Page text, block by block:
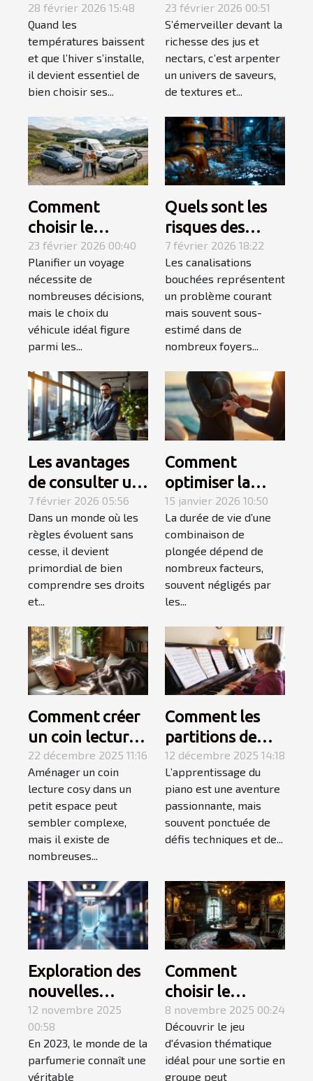
chaussons pour
un hiver douillet
et chaud ?
28 février 2026 15:48
Quand les
températures baissent
et que l’hiver s’installe,
il devient essentiel de
bien choisir ses...
et nectars pour
des palais
exigeants
23 février 2026 00:51
S’émerveiller devant la
richesse des jus et
nectars, c’est arpenter
un univers de saveurs,
de textures et...
Comment
choisir le
véhicule idéal
pour votre
prochain voyage
?
23 février 2026 00:40
Planifier un voyage
nécessite de
nombreuses décisions,
mais le choix du
véhicule idéal figure
parmi les...
Quels sont les
risques des
canalisations
bouchées pour
votre maison ?
7 février 2026 18:22
Les canalisations
bouchées représentent
un problème courant
mais souvent sous-
estimé dans de
nombreux foyers...
Les avantages
de consulter un
spécialiste du
droit
7 février 2026 05:56
Dans un monde où les
règles évoluent sans
cesse, il devient
primordial de bien
comprendre ses droits
et...
Comment
optimiser la
durabilité de
votre
combinaison de
plongée ?
15 janvier 2026 10:50
La durée de vie d’une
combinaison de
plongée dépend de
nombreux facteurs,
souvent négligés par
les...
Comment créer
un coin lecture
cosy dans un
petit espace ?
22 décembre 2025 11:16
Aménager un coin
lecture cosy dans un
petit espace peut
sembler complexe,
mais il existe de
nombreuses...
Comment les
partitions de
niveau variable
favorisent
l'apprentissage
du piano ?
12 décembre 2025 14:18
L’apprentissage du
piano est une aventure
passionnante, mais
souvent ponctuée de
défis techniques et de...
Exploration des
nouvelles
tendances des
parfums en
2023
12 novembre 2025
00:58
En 2023, le monde de la
parfumerie connaît une
véritable
Comment
choisir le
meilleur jeu
d'évasion
thématique
pour une sortie
8 novembre 2025 00:24
Découvrir le jeu
d'évasion thématique
idéal pour une sortie en
groupe peut